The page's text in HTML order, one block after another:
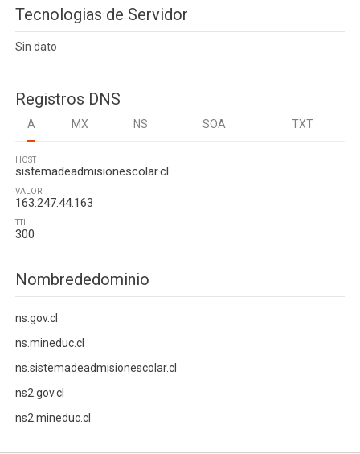
Tecnologias de Servidor
Sin dato
Registros DNS
A MX NS SOA TXT
HOST
sistemadeadmisionescolar.cl
VALOR
163.247.44.163
TTL
300
Nombrededominio
ns.gov.cl
ns.mineduc.cl
ns.sistemadeadmisionescolar.cl
ns2.gov.cl
ns2.mineduc.cl